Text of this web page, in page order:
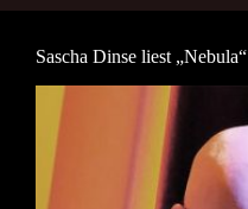
Sascha Dinse liest „Nebula“